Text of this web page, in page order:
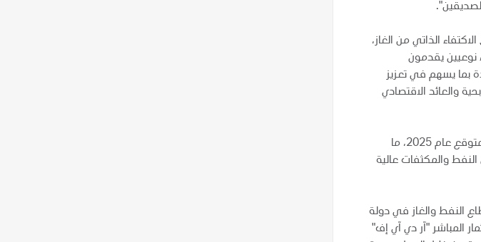
الذاتي من الغاز،
نوعيين يقدمون
بما يسهم في تعزيز
والعائد الاقتصادي
ومن المتوقع أن ينتج مشروع غشا أكثر من 1.5 مليار قدم مكعبة من الغاز يومياً عند بدء تشغيله المتوقع عام 2025، ما
من الكهرباء، إضافة إلى أكثر من 120 ألف برميل من النفط والمكثفات عالية
النفط والغاز في دولة
المباشر "آر دي آي إف"